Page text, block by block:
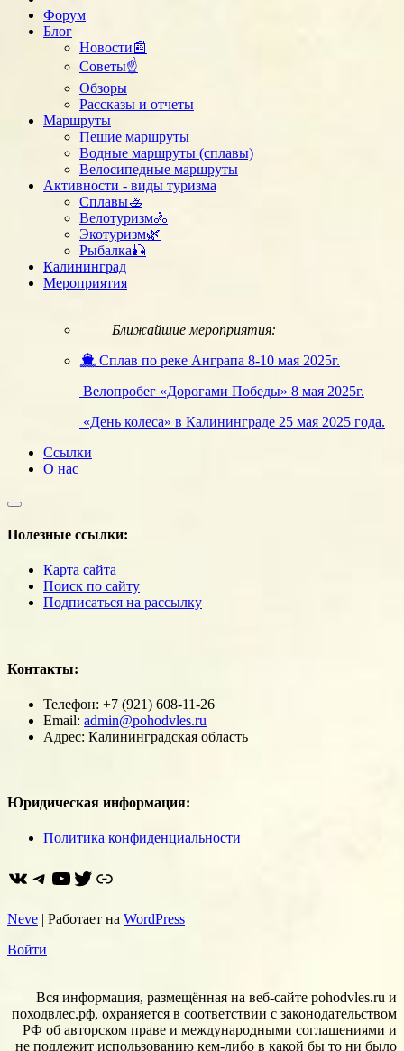
Форум
Блог
Новости📰
Советы☝
Обзоры
Рассказы и отчеты
Маршруты
Пешие маршруты
Водные маршруты (сплавы)
Велосипедные маршруты
Активности - виды туризма
Сплавы🚣
Велотуризм🚴
Экотуризм🌿
Рыбалка🎣
Калининград
Мероприятия
Ближайшие мероприятия:
Сплав по реке Анграпа 8-10 мая 2025г.
Велопробег «Дорогами Победы» 8 мая 2025г.
«День колеса» в Калининграде 25 мая 2025 года.
Ссылки
О нас
Полезные ссылки:
Карта сайта
Поиск по сайту
Подписаться на рассылку
Контакты:
Телефон: +7 (921) 608-11-26
Email: admin@pohodvles.ru
Адрес: Калининградская область
Юридическая информация:
Политика конфиденциальности
ВКонтакте
Telegram
YouTube
Twitter
https://dzen.ru/pohodvles
Neve | Работает на WordPress
Войти
Вся информация, размещённая на веб-сайте pohodvles.ru и
походвлес.рф, охраняется в соответствии с законодательством
РФ об авторском праве и международными соглашениями и
не подлежит использованию кем-либо в какой бы то ни было